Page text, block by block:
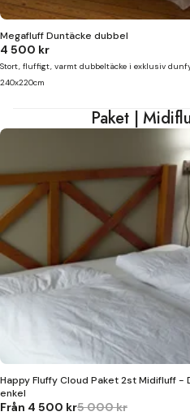
Megafluff Duntäcke dubbel
4 500 kr
Stort, fluffigt, varmt dubbeltäcke i exklusiv
240x220cm
Paket |
Happy Fluffy Cloud Paket 2st Midifluff -
enkel
Från 4 500 kr5 000 kr